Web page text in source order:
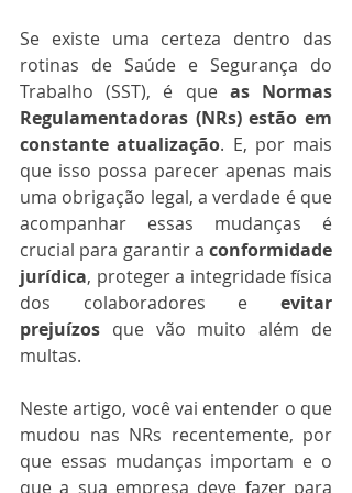
Se existe uma certeza dentro das
rotinas de Saúde e Segurança do
Trabalho (SST), é que as Normas
Regulamentadoras (NRs) estão em
constante atualização. E, por mais
que isso possa parecer apenas mais
uma obrigação legal, a verdade é que
acompanhar essas mudanças é
crucial para garantir a conformidade
jurídica, proteger a integridade física
dos colaboradores e evitar
prejuízos que vão muito além de
multas.
Neste artigo, você vai entender o que
mudou nas NRs recentemente, por
que essas mudanças importam e o